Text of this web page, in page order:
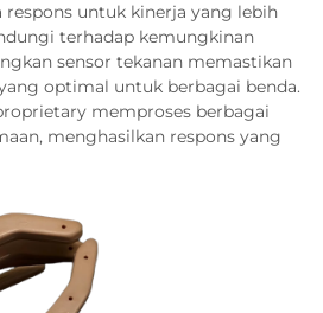
untuk kinerja yang lebih
terhadap kemungkinan
sensor tekanan memastikan
optimal untuk berbagai benda.
memproses berbagai
menghasilkan respons yang